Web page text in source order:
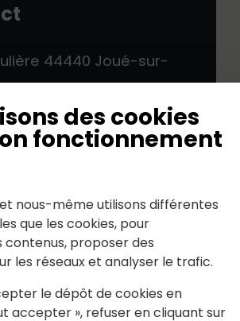
des cookies
fonctionnement
nous-même utilisons différentes
que les cookies, pour
contenus, proposer des
les réseaux et analyser le trafic.
le dépôt de cookies en
accepter », refuser en cliquant sur
44440 Joué-sur-
nous
avec #jouesurerdre